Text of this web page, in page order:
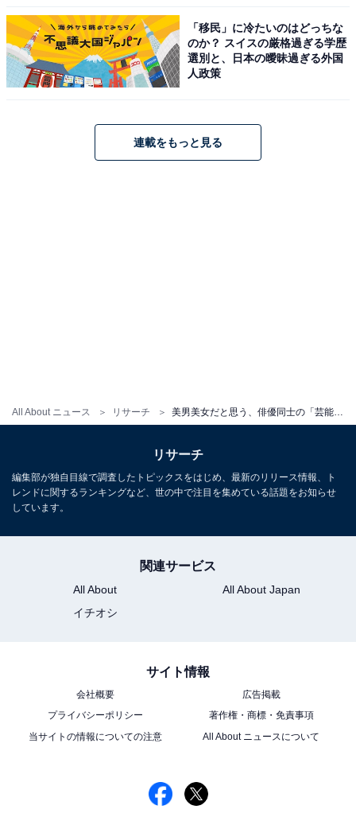
All About ニュース リサーチ 美男美女だと思う、俳優同士の「芸能人夫婦」ランキング！ 2位「三浦翔平×桐谷美玲」、1位は？
「移民」に冷たいのはどっちな
のか？ スイスの厳格過ぎる学歴
選別と、日本の曖昧過ぎる外国
人政策
連載をもっと見る
リサーチ
編集部が独自目線で調査したトピックスをはじめ、最新のリリース情報、ト
レンドに関するランキングなど、世の中で注目を集めている話題をお知らせ
しています。
関連サービス
All About
All About Japan
イチオシ
サイト情報
会社概要
広告掲載
プライバシーポリシー
著作権・商標・免責事項
当サイトの情報についての注意
All About ニュースについて